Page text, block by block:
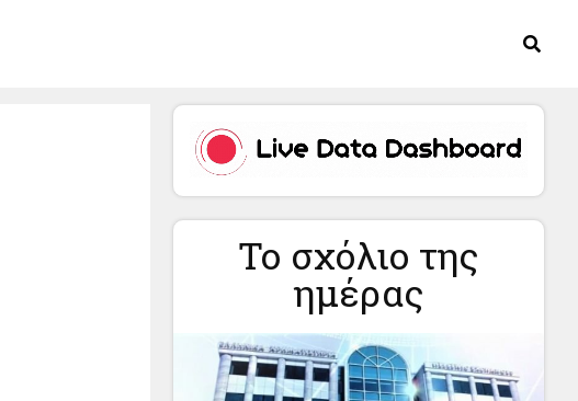
Το σχόλιο της
ημέρας